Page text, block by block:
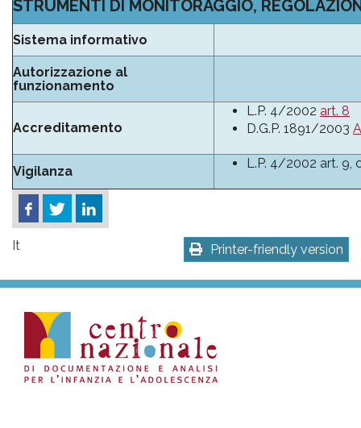
STRUMENTI DI MONITORAGGIO,
Sistema informativo
Autorizzazione al
funzionamento
Accreditamento
L.P. 4/2002 art. 8
D.G.P. 1891/2003
Vigilanza
L.P. 4/2002 art. 9,
Printer-friendly version
It